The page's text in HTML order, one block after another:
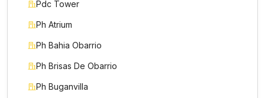
Nombre *
Pdc Tower
Ph Atrium
Ph Bahia Obarrio
Ph Brisas De Obarrio
Ph Buganvilla